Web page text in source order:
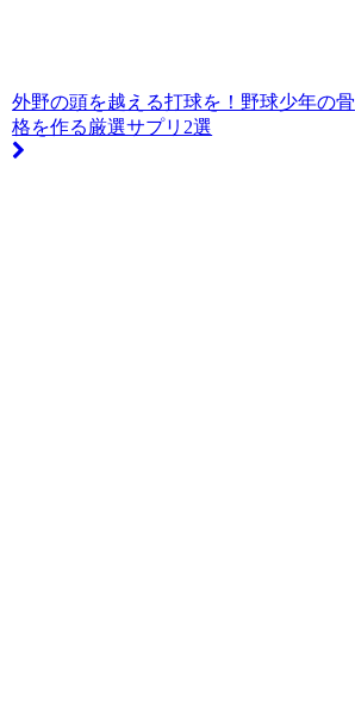
外野の頭を越える打球を！野球少年の骨
格を作る厳選サプリ2選